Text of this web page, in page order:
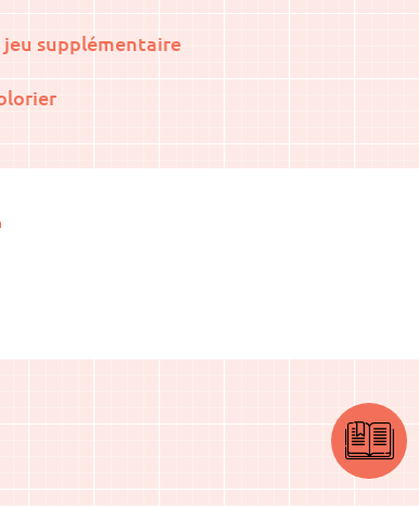
jeu supplémentaire